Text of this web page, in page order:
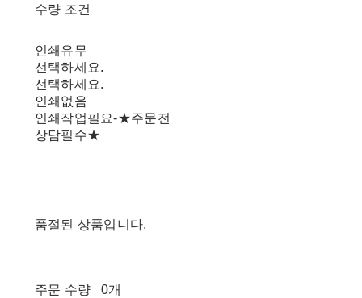
수량 조건
인쇄유무
선택하세요.
선택하세요.
인쇄없음
인쇄작업필요-★주문전
상담필수★
품절된 상품입니다.
주문 수량
0개